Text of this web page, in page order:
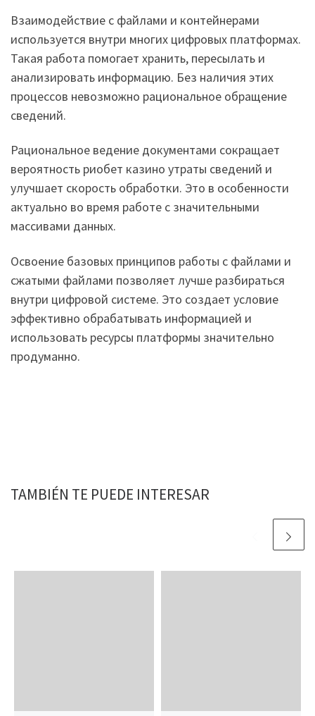
Взаимодействие с файлами и контейнерами
используется внутри многих цифровых платформах.
Такая работа помогает хранить, пересылать и
анализировать информацию. Без наличия этих
процессов невозможно рациональное обращение
сведений.
Рациональное ведение документами сокращает
вероятность риобет казино утраты сведений и
улучшает скорость обработки. Это в особенности
актуально во время работе с значительными
массивами данных.
Освоение базовых принципов работы с файлами и
сжатыми файлами позволяет лучше разбираться
внутри цифровой системе. Это создает условие
эффективно обрабатывать информацией и
использовать ресурсы платформы значительно
продуманно.
TAMBIÉN TE PUEDE INTERESAR